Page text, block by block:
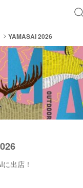
YAMASAI 2026
出店！